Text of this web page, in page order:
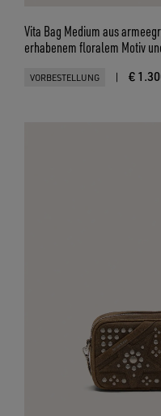
Vita Bag Medium aus
erhabenem floralem Motiv
VORBESTELLUNG | €